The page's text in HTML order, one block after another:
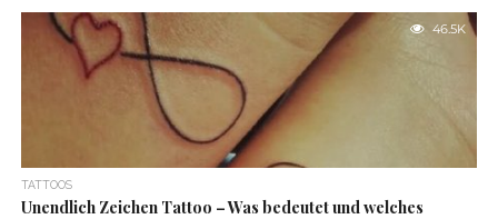
46.5K
TATTOOS
Unendlich Zeichen Tattoo – Was bedeutet und welches